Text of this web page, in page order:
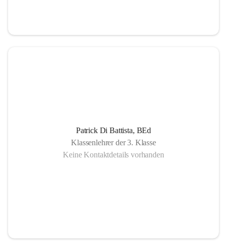
Patrick Di Battista, BEd
Klassenlehrer der 3. Klasse
Keine Kontaktdetails vorhanden